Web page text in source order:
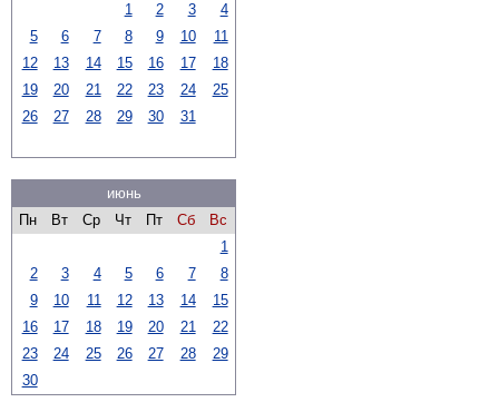
1
2 3
4
5
6 7 8 9 10
11
12
13 14 15 16 17
18
19
20 21 22 23 24
25
26
27 28 29 30 31
июнь
Пн
Вт Ср Чт Пт Сб
Вс
1
2
3 4 5 6 7
8
9
10 11 12 13 14
15
16
17 18 19 20 21
22
23
24 25 26 27 28
29
30